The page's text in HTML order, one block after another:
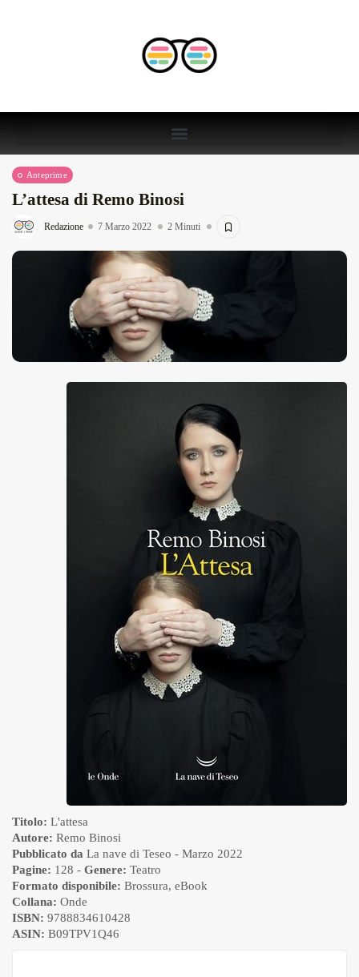
Anteprime
L’attesa di Remo Binosi
Redazione 7 Marzo 2022 2 Minuti
Titolo: L'attesa
Autore: Remo Binosi
Pubblicato da La nave di Teseo - Marzo 2022
Pagine: 128 - Genere: Teatro
Formato disponibile: Brossura, eBook
Collana: Onde
ISBN: 9788834610428
ASIN: B09TPV1Q46